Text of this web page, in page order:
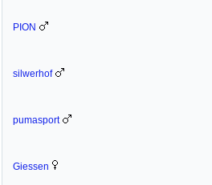
PION
silwerhof
pumasport
Giessen